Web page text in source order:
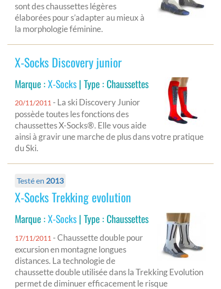
sont des chaussettes légères
élaborées pour s’adapter au mieux à
la morphologie féminine.
X-Socks Discovery junior
Marque :X-Socks | Type : Chaussettes
20/11/2011 - La ski Discovery Junior
possède toutes les fonctions des
chaussettes X-Socks®. Elle vous aide
ainsi à gravir une marche de plus dans votre pratique
du Ski.
Testé en 2013
X-Socks Trekking evolution
Marque :X-Socks | Type : Chaussettes
17/11/2011 - Chaussette double pour
excursion en montagne longues
distances. La technologie de
chaussette double utilisée dans la Trekking Evolution
permet de diminuer efficacement le risque